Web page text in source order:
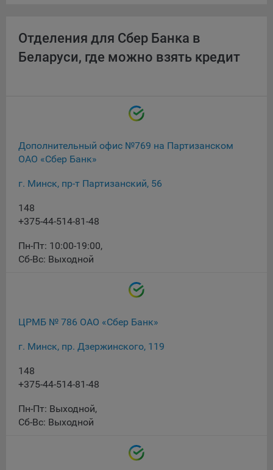
интернет-сайты в режиме «Инкогнито», чтобы ограничить
хранимый на компьютере объем информации и
автоматически удалять сессионные файлы cookie. Кроме
Подробнее о параметрах управления можно ознакомиться,
соответствующие страницы сайтов основных браузеров:
Firefox
Chrome
Safari
Opera
Microsoft Edge
Internet Explorer
16. Пользователь всегда может направить сообщение с
имеющимся у него вопросом, в части использования
info@myfin.by
Аналитические Cookie
Отключение аналитических cookie-файлов не позволит
определять предпочтения пользователей Сайта, в том
принимать меры по совершенствованию работы Сайта
исходя из предпочтений пользователей
Статистические куки позволяют определять предпочтения
Отделения для Сбер Банка в
Беларуси, где можно взять кредит
Дополнительный офис №769 на Партизанском
ОАО «Сбер Банк»
г. Минск, пр-т Партизанский, 56
148
+375-44-514-81-48
Пн-Пт: 10:00-19:00,
Сб-Вс: Выходной
ЦРМБ № 786 ОАО «Сбер Банк»
г. Минск, пр. Дзержинского, 119
148
+375-44-514-81-48
Пн-Пт: Выходной,
Сб-Вс: Выходной